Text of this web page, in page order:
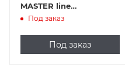
MASTER line
6980.951.31.0
Под заказ
Под заказ